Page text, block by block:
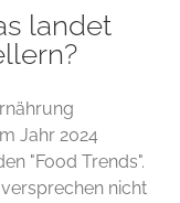
landet
Jahr 2024
"Food Trends".
nicht